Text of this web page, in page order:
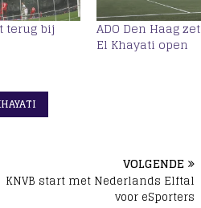
terug bij
ADO Den Haag
El Khayati open
VOLGENDE
KNVB start met Nederlands Elftal
voor eSporters